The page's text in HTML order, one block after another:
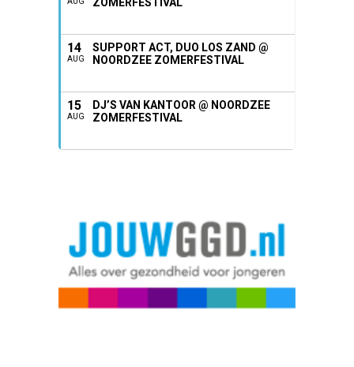
14
AUG
SUPPORT ACT, DUO LOS ZAND @
NOORDZEE ZOMERFESTIVAL
15
AUG
DJ’S VAN KANTOOR @ NOORDZEE
ZOMERFESTIVAL